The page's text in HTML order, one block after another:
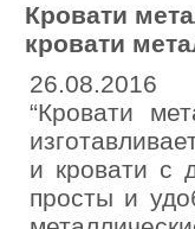
Кровати
кровати
26.08.2016
“Кровати
и кровати с
просты и